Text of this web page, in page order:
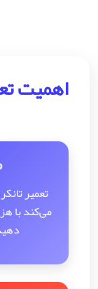
اهمیت
تعمیر
می‌کند با